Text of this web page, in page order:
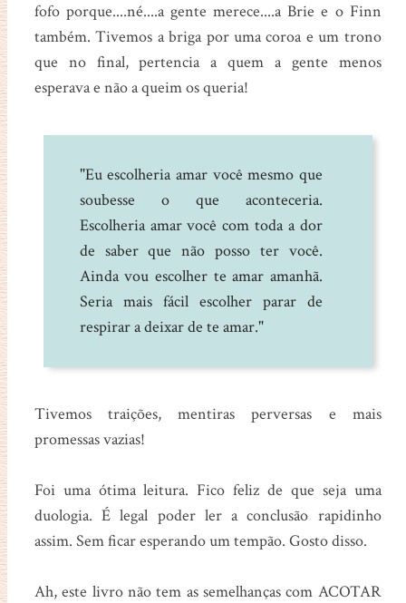
fofo porque....né....a gente merece....a Brie e o Finn
também. Tivemos a briga por uma coroa e um trono
que no final, pertencia a quem a gente menos
esperava e não a queim os queria!
"Eu escolheria amar você mesmo que
soubesse o que aconteceria.
Escolheria amar você com toda a dor
de saber que não posso ter você.
Ainda vou escolher te amar amanhã.
Seria mais fácil escolher parar de
respirar a deixar de te amar."
Tivemos traições, mentiras perversas e mais
promessas vazias!
Foi uma ótima leitura. Fico feliz de que seja uma
duologia. É legal poder ler a conclusão rapidinho
assim. Sem ficar esperando um tempão. Gosto disso.
Ah, este livro não tem as semelhanças com ACOTAR